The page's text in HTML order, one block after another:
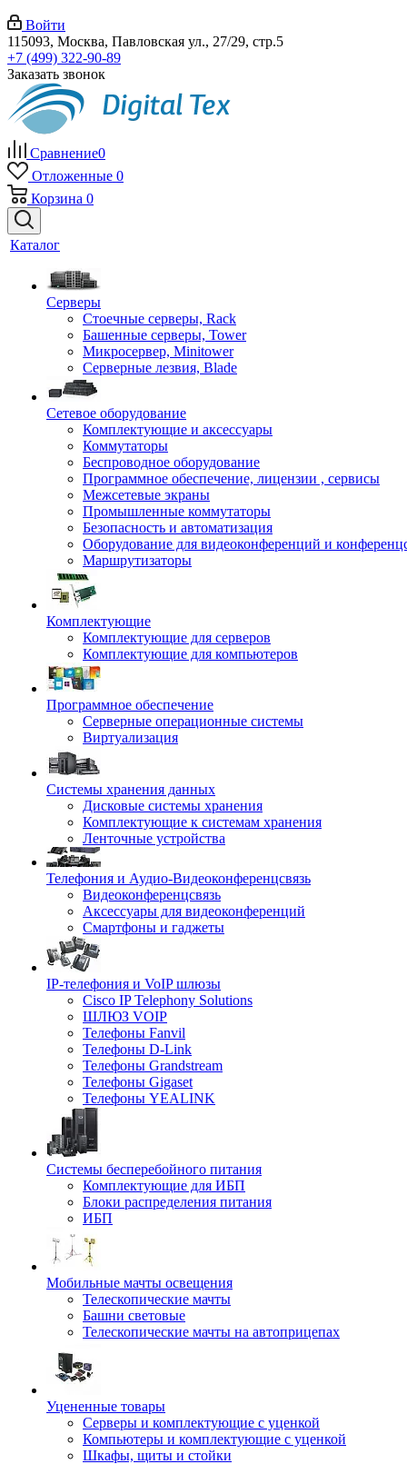
Войти
115093, Москва, Павловская ул., 27/29, стр.5
+7 (499) 322-90-89
Заказать звонок
Сравнение0
Отложенные 0
Корзина 0
Каталог
Серверы
Стоечные серверы, Rack
Башенные серверы, Tower
Микросервер, Minitower
Серверные лезвия, Blade
Сетевое оборудование
Комплектующие и аксессуары
Коммутаторы
Беспроводное оборудование
Программное обеспечение, лицензии , сервисы
Межсетевые экраны
Промышленные коммутаторы
Безопасность и автоматизация
Оборудование для видеоконференций и
Маршрутизаторы
Комплектующие
Комплектующие для серверов
Комплектующие для компьютеров
Программное обеспечение
Серверные операционные системы
Виртуализация
Системы хранения данных
Дисковые системы хранения
Комплектующие к системам хранения
Ленточные устройства
Телефония и Аудио-Видеоконференцсвязь
Видеоконференцсвязь
Аксессуары для видеоконференций
Смартфоны и гаджеты
IP-телефония и VoIP шлюзы
Cisco IP Telephony Solutions
ШЛЮЗ VOIP
Телефоны Fanvil
Телефоны D-Link
Телефоны Grandstream
Телефоны Gigaset
Телефоны YEALINK
Системы бесперебойного питания
Комплектующие для ИБП
Блоки распределения питания
ИБП
Мобильные мачты освещения
Телескопические мачты
Башни световые
Телескопические мачты на автоприцепах
Уцененные товары
Серверы и комплектующие с уценкой
Компьютеры и комплектующие с уценкой
Шкафы, щиты и стойки